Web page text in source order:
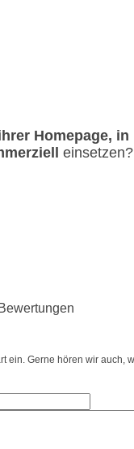
Homepage, in
ein. Gerne hören wir auch,